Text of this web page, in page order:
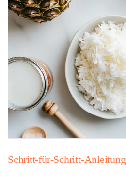
Schritt-für-Schritt-Anleitung